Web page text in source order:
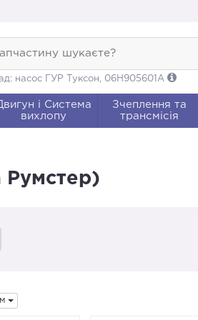
шукаєте?
насос ГУР Туксон, 06H905601A
і Система
вихлопу
Зчеплення та
трансмісія
Румстер)